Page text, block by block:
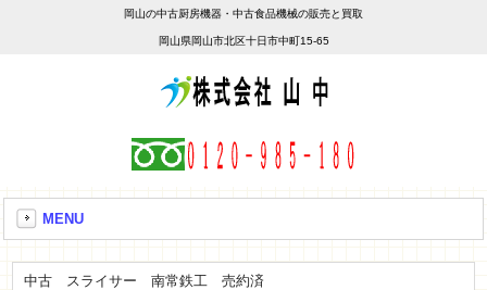
岡山の中古厨房機器・中古食品機械の販売と買取
岡山県岡山市北区十日市中町15-65
MENU
中古 スライサー 南常鉄工 売約済